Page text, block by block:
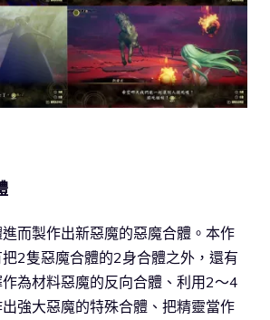
而製作出新惡魔的惡魔合體。本作
2隻惡魔合體的2身合體之外，還有
為材料惡魔的反向合體、利用2～4
強大惡魔的特殊合體、把精靈當作